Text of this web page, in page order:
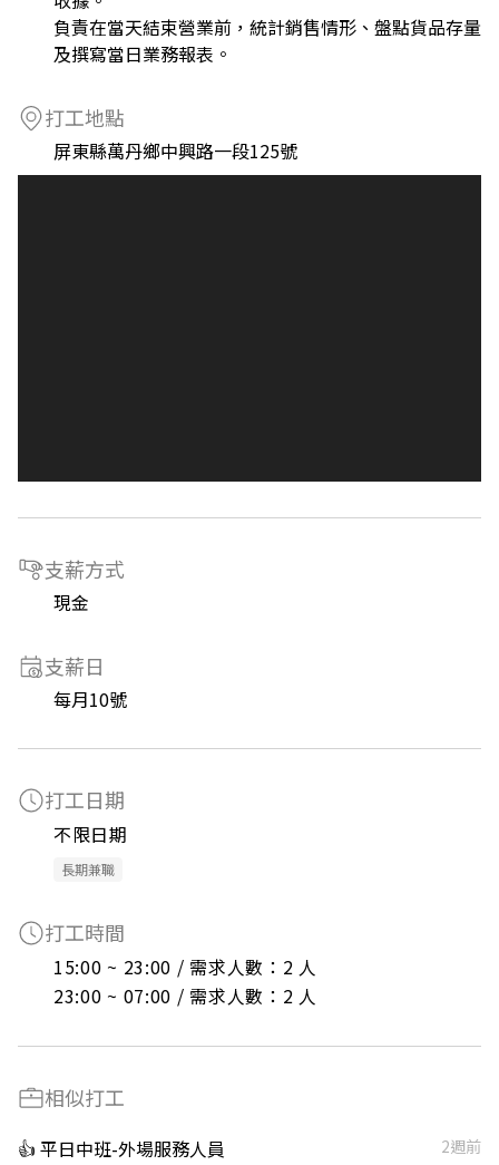
負責在當天結束營業前，統計銷售情形、盤點貨品存量
及撰寫當日業務報表。
打工地點
屏東縣萬丹鄉中興路一段125號
支薪方式
現金
支薪日
每月10號
打工日期
不限日期
長期兼職
打工時間
15:00 ~ 23:00 / 需求人數：2 人
23:00 ~ 07:00 / 需求人數：2 人
相似打工
👍 平日中班-外場服務人員
2週前